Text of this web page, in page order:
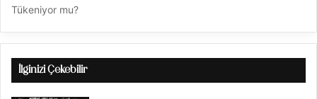
Tükeniyor mu?
İlginizi Çekebilir